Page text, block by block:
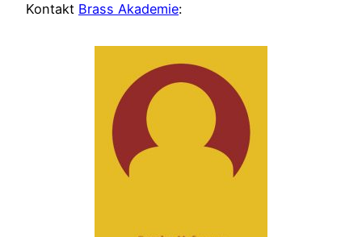
Kontakt Brass Akademie: